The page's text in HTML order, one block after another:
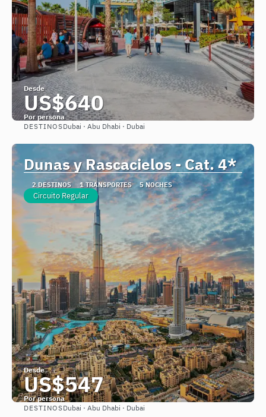
Desde
US$640
Por persona
Ver
DESTINOSDubai · Abu Dhabi · Dubai
Dunas y Rascacielos - Cat. 4*
2 DESTINOS 1 TRANSPORTES 5 NOCHES
Circuito Regular
Desde
US$547
Por persona
Ver
DESTINOSDubai · Abu Dhabi · Dubai